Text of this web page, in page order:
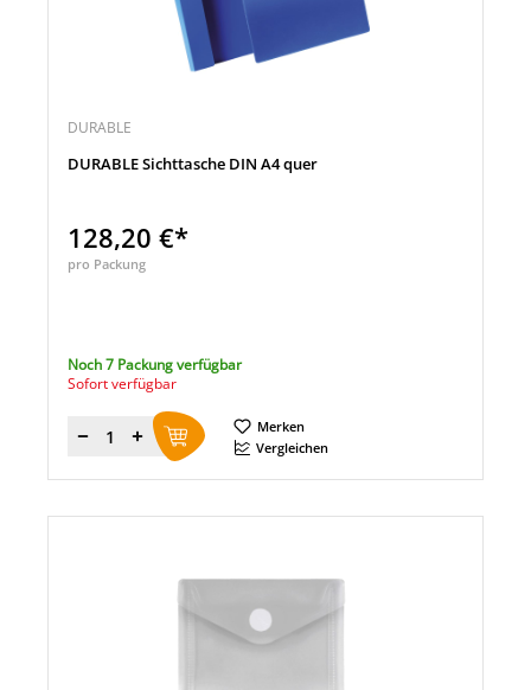
DURABLE
DURABLE Sichttasche DIN A4 quer
128,20 €*
pro Packung
Noch 7 Packung verfügbar
Sofort verfügbar
Menge
Merken
Vergleichen